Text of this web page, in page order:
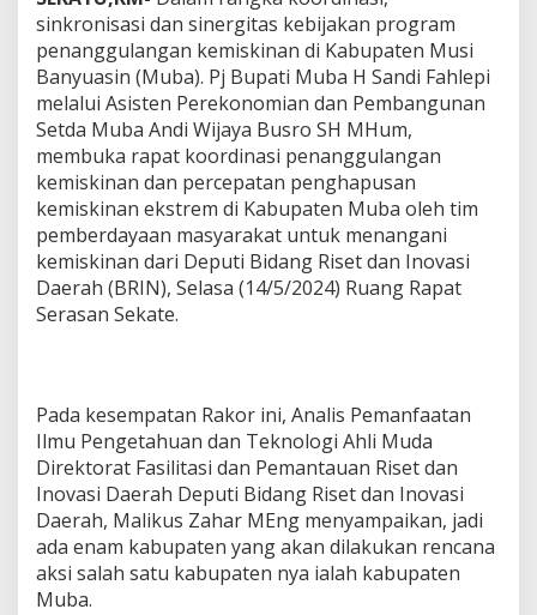
a
h
s
K
a
j
a
n
T
u
n
n
K
m
i
s
k
n
sinkronisasi dan sinergitas kebijakan program
penanggulangan kemiskinan di Kabupaten Musi
Banyuasin (Muba). Pj Bupati Muba H Sandi Fahlepi
melalui Asisten Perekonomian dan Pembangunan
Setda Muba Andi Wijaya Busro SH MHum,
membuka rapat koordinasi penanggulangan
kemiskinan dan percepatan penghapusan
kemiskinan ekstrem di Kabupaten Muba oleh tim
pemberdayaan masyarakat untuk menangani
kemiskinan dari Deputi Bidang Riset dan Inovasi
Daerah (BRIN), Selasa (14/5/2024) Ruang Rapat
Serasan Sekate.
Pada kesempatan Rakor ini, Analis Pemanfaatan
Ilmu Pengetahuan dan Teknologi Ahli Muda
Direktorat Fasilitasi dan Pemantauan Riset dan
Inovasi Daerah Deputi Bidang Riset dan Inovasi
Daerah, Malikus Zahar MEng menyampaikan, jadi
ada enam kabupaten yang akan dilakukan rencana
aksi salah satu kabupaten nya ialah kabupaten
Muba.